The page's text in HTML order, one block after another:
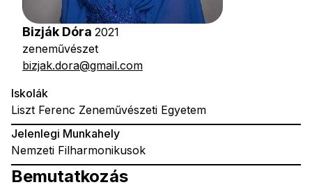
Bizják Dóra 2021
zeneművészet
bizjak.dora@gmail.com
Bemutatkozás
Iskolák
Liszt Ferenc Zeneművészeti Egyetem
Jelenlegi Munkahely
Nemzeti Filharmonikusok